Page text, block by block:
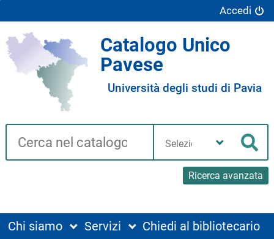
Accedi
Catalogo Unico
Pavese
Università degli studi di Pavia
Cerca su "Catalogo"
Ricerca avanzata
biblioteca
Chi siamo Servizi
Chiedi al bibliotecario